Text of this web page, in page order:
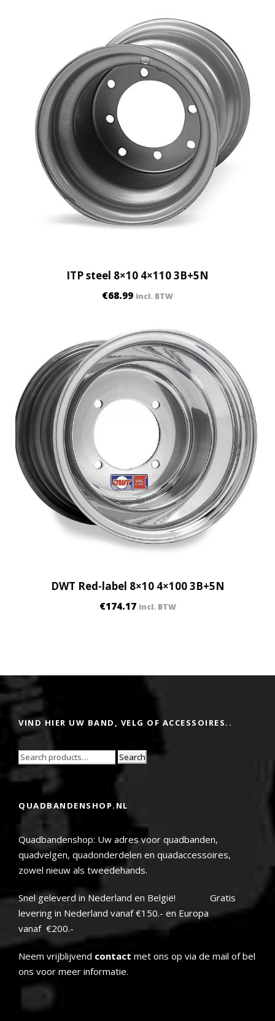
ITP steel 8×10 4×110 3B+5N
€68.99 incl. BTW
DWT Red-label 8×10 4×100 3B+5N
€174.17 incl. BTW
VIND HIER UW BAND, VELG OF ACCESSOIRES..
Search
QUADBANDENSHOP.NL
Quadbandenshop: Uw adres voor quadbanden,
quadvelgen, quadonderdelen en quadaccessoires,
zowel nieuw als tweedehands.
Snel geleverd in Nederland en België! Gratis
levering in Nederland vanaf €150.- en Europa
vanaf €200.-
Neem vrijblijvend contact met ons op via de mail of bel
ons voor meer informatie.